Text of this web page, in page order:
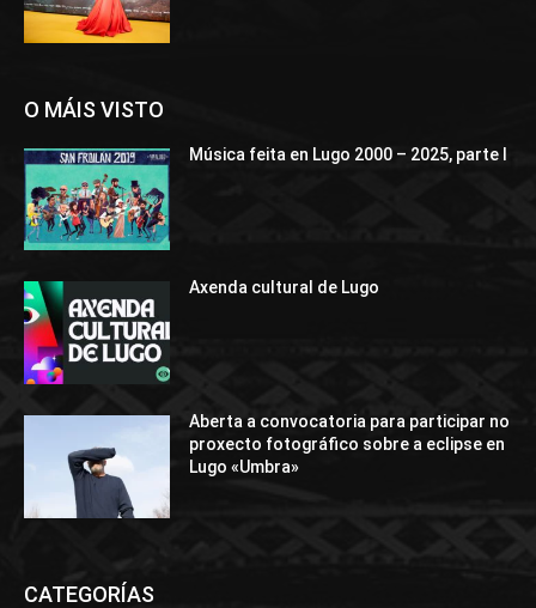
O MÁIS VISTO
Música feita en Lugo 2000 – 2025, parte I
Axenda cultural de Lugo
Aberta a convocatoria para participar no
proxecto fotográfico sobre a eclipse en
Lugo «Umbra»
CATEGORÍAS